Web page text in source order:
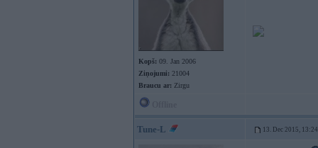
Kopš: 09. Jan 2006
Ziņojumi: 21004
Braucu ar: Zirgu
Tune-L 13. Dec 2015, 13:24